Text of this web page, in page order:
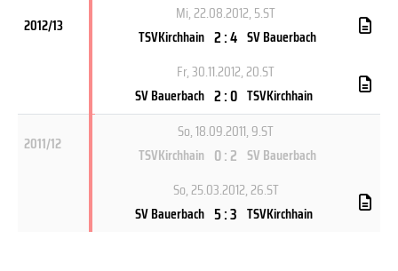
2012/13
Mi, 22.08.2012, 5.ST
TSVKirchhain 2 : 4 SV Bauerbach
Fr, 30.11.2012, 20.ST
SV Bauerbach 2 : 0 TSVKirchhain
2011/12
So, 18.09.2011, 9.ST
TSVKirchhain 0 : 2 SV Bauerbach
So, 25.03.2012, 26.ST
SV Bauerbach 5 : 3 TSVKirchhain